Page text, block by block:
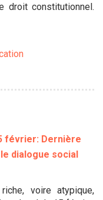
droit constitutionnel.
février: Dernière
dialogue social
voire atypique,